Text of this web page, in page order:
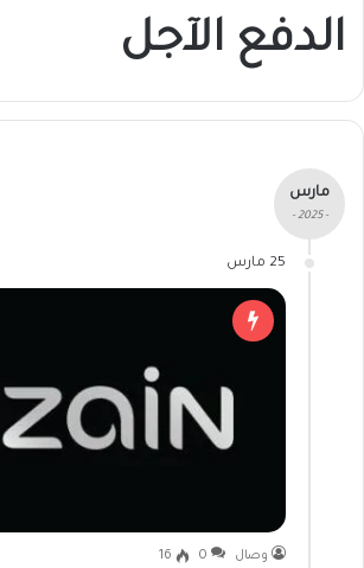
الدفع الآجل
مارس
- 2025 -
25 مارس
وصال 0
16